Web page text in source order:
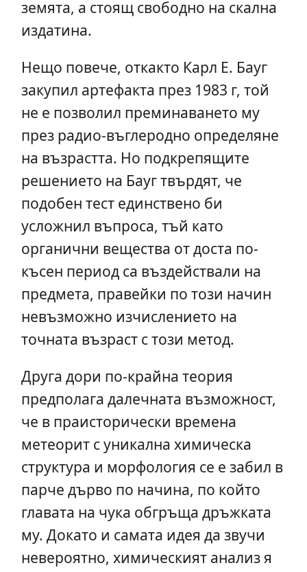
земята, а стоящ свободно на скална
издатина.
Нещо повече, откакто Карл Е. Бауг
закупил артефакта през 1983 г, той
не е позволил преминаването му
през радио-въглеродно определяне
на възрастта. Но подкрепящите
решението на Бауг твърдят, че
подобен тест единствено би
усложнил въпроса, тъй като
органични вещества от доста по-
късен период са въздействали на
предмета, правейки по този начин
невъзможно изчислението на
точната възраст с този метод.
Друга дори по-крайна теория
предполага далечната възможност,
че в праисторически времена
метеорит с уникална химическа
структура и морфология се е забил в
парче дърво по начина, по който
главата на чука обгръща дръжката
му. Докато и самата идея да звучи
невероятно, химическият анализ я